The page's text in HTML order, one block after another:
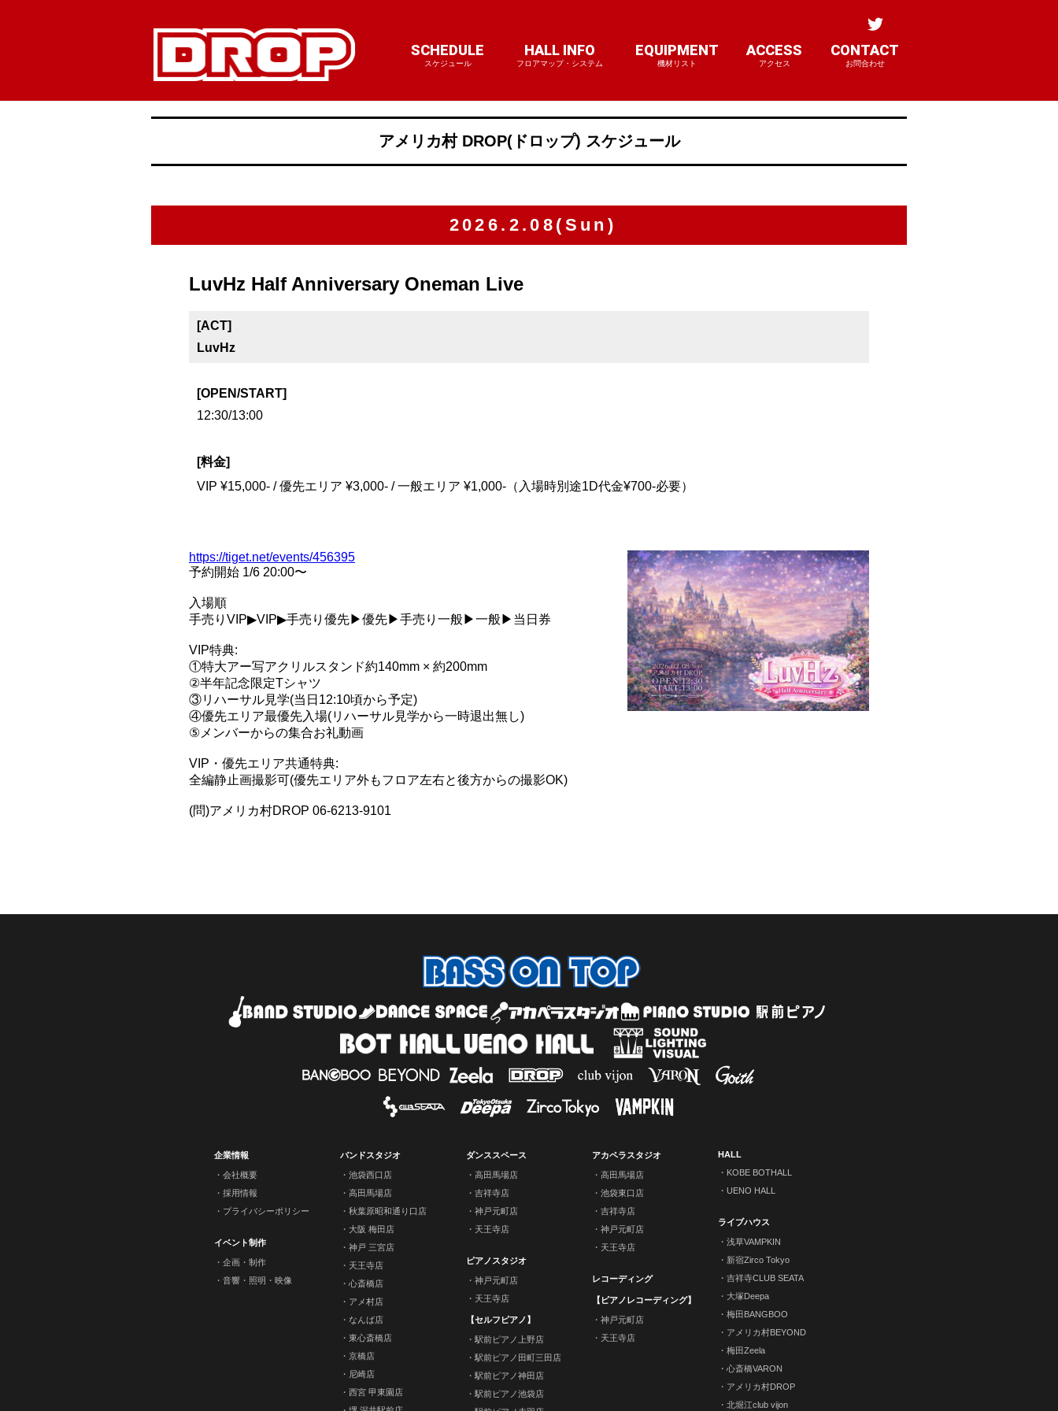
SCHEDULE
スケジュール
HALL INFO
フロアマップ・システム
EQUIPMENT
機材リスト
ACCESS
アクセス
CONTACT
お問合わせ
アメリカ村 DROP(ドロップ) スケジュール
2026.2.08(Sun)
LuvHz Half Anniversary Oneman Live
[ACT]
LuvHz
[OPEN/START]
12:30/13:00
[料金]
VIP ¥15,000- / 優先エリア ¥3,000- / 一般エリア ¥1,000-（入場時別途1D代金¥700-必要）
https://tiget.net/events/456395
予約開始 1/6 20:00〜
入場順
手売りVIP▶VIP▶手売り優先▶優先▶手売り一般▶一般▶当日券
VIP特典:
①特大アー写アクリルスタンド約140mm × 約200mm
②半年記念限定Tシャツ
③リハーサル見学(当日12:10頃から予定)
④優先エリア最優先入場(リハーサル見学から一時退出無し)
⑤メンバーからの集合お礼動画
VIP・優先エリア共通特典:
全編静止画撮影可(優先エリア外もフロア左右と後方からの撮影OK)
(問)アメリカ村DROP 06-6213-9101
企業情報
会社概要
採用情報
プライバシーポリシー
イベント制作
企画・制作
音響・照明・映像
バンドスタジオ
池袋西口店
高田馬場店
秋葉原昭和通り口店
大阪 梅田店
神戸 三宮店
天王寺店
心斎橋店
アメ村店
なんば店
東心斎橋店
京橋店
尼崎店
西宮 甲東園店
ダンススペース
高田馬場店
吉祥寺店
神戸元町店
天王寺店
ピアノスタジオ
神戸元町店
天王寺店
【セルフピアノ】
駅前ピアノ上野店
駅前ピアノ田町三田店
駅前ピアノ神田店
駅前ピアノ池袋店
アカペラスタジオ
高田馬場店
池袋東口店
吉祥寺店
神戸元町店
天王寺店
レコーディング
【ピアノレコーディング】
神戸元町店
天王寺店
HALL
KOBE BOTHALL
UENO HALL
ライブハウス
浅草VAMPKIN
新宿Zirco Tokyo
吉祥寺CLUB SEATA
大塚Deepa
梅田BANGBOO
アメリカ村BEYOND
梅田Zeela
心斎橋VARON
アメリカ村DROP
北堀江club vijon